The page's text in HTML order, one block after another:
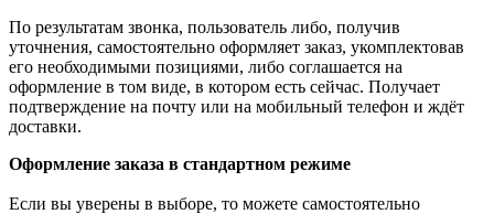
По результатам звонка, пользователь либо, получив
уточнения, самостоятельно оформляет заказ, укомплектовав
его необходимыми позициями, либо соглашается на
оформление в том виде, в котором есть сейчас. Получает
подтверждение на почту или на мобильный телефон и ждёт
доставки.
Оформление заказа в стандартном режиме
Если вы уверены в выборе, то можете самостоятельно